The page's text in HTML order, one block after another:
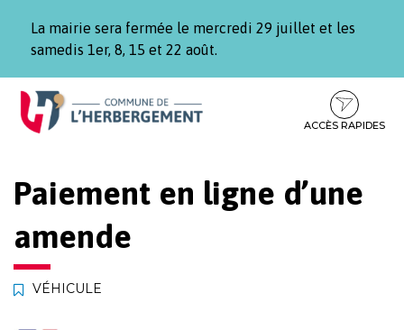
La mairie sera fermée le mercredi 29 juillet et les
samedis 1er, 8, 15 et 22 août.
Aller
Aller
contenu
Aller
pied
ACCÈS RAPIDES
Paiement en ligne d’une
amende
VÉHICULE